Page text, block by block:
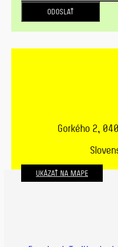
ODOSLAŤ
Gorkého 2,
UKÁZAŤ NA MAPE